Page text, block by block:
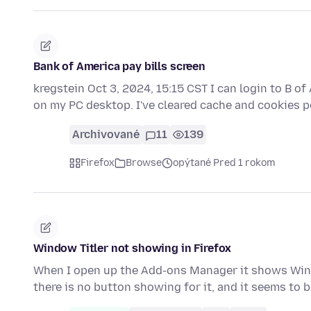
Bank of America pay bills screen
kregstein Oct 3, 2024, 15:15 CST I can login to B
on my PC desktop. I've cleared cache and cookies
Archivované 11 139
Firefox Browse opýtané Pred 1 rokom
Window Titler not showing in Firefox
When I open up the Add-ons Manager it shows
there is no button showing for it, and it seems to